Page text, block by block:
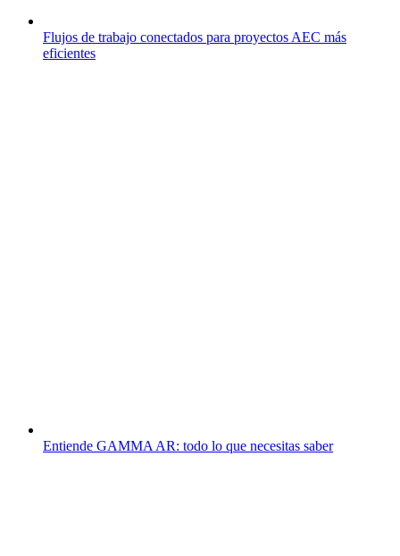
Flujos de trabajo conectados para proyectos AEC más
eficientes
Entiende GAMMA AR: todo lo que necesitas saber